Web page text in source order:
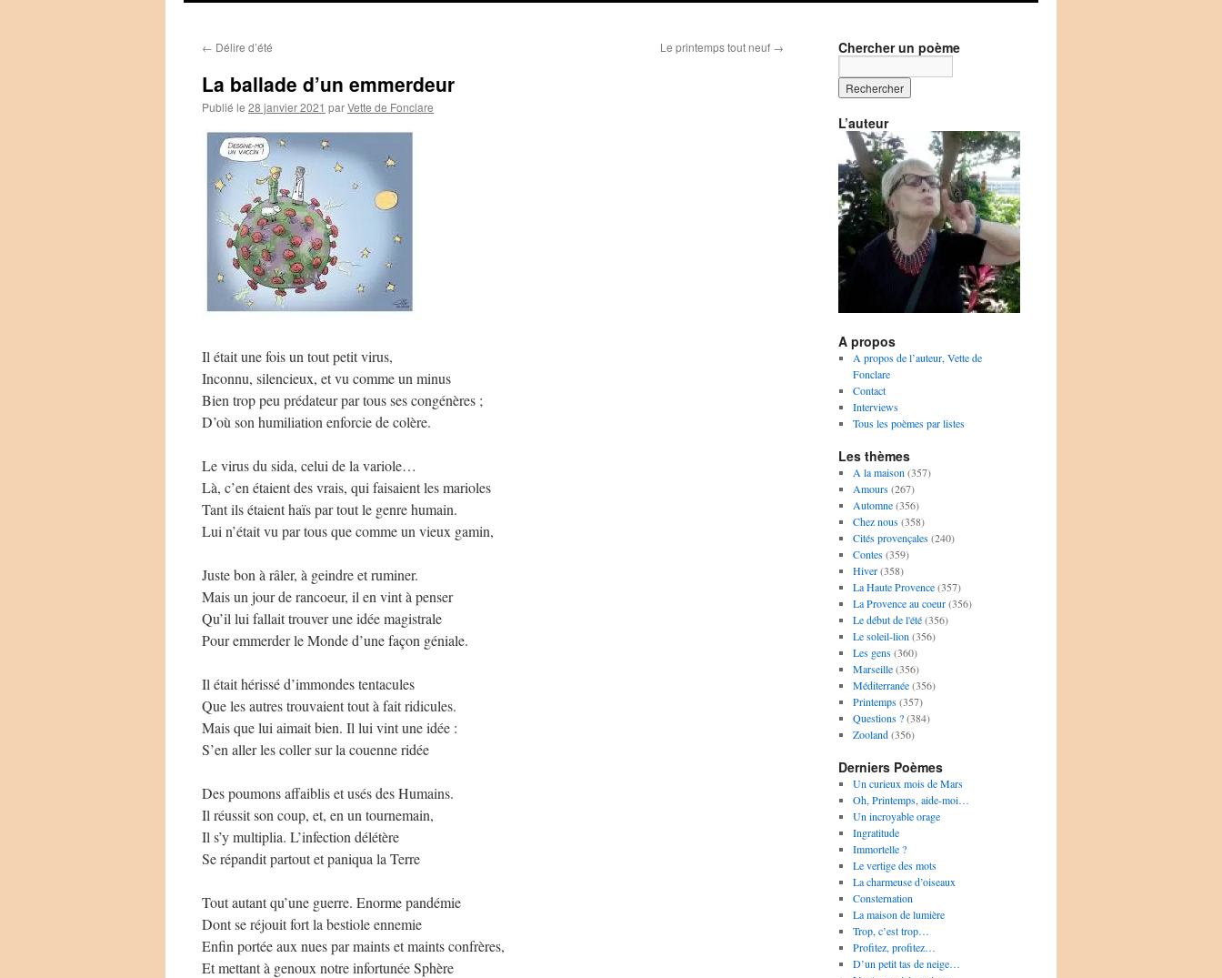
← Délire d’été Le printemps tout neuf →
La ballade d’un emmerdeur
Publié le 28 janvier 2021 parVette de Fonclare
Il était une fois un tout petit virus,
Inconnu, silencieux, et vu comme un minus
Bien trop peu prédateur par tous ses congénères ;
D’où son humiliation enforcie de colère.
Le virus du sida, celui de la variole…
Là, c’en étaient des vrais, qui faisaient les marioles
Tant ils étaient haïs par tout le genre humain.
Lui n’était vu par tous que comme un vieux gamin,
Juste bon à râler, à geindre et ruminer.
Mais un jour de rancoeur, il en vint à penser
Qu’il lui fallait trouver une idée magistrale
Pour emmerder le Monde d’une façon géniale.
Il était hérissé d’immondes tentacules
Que les autres trouvaient tout à fait ridicules.
Mais que lui aimait bien. Il lui vint une idée :
S’en aller les coller sur la couenne ridée
Des poumons affaiblis et usés des Humains.
Il réussit son coup, et, en un tournemain,
Il s’y multiplia. L’infection délétère
Se répandit partout et paniqua la Terre
Tout autant qu’une guerre. Enorme pandémie
Dont se réjouit fort la bestiole ennemie
Enfin portée aux nues par maints et maints confrères,
Et mettant à genoux notre infortunée Sphère
Chercher un poème
L’auteur
A propos
A propos de l’auteur, Vette de
Fonclare
Contact
Interviews
Tous les poèmes par listes
Les thèmes
A la maison (357)
Amours(267)
Automne(356)
Chez nous(358)
Cités provençales(240)
Contes(359)
Hiver(358)
La Haute Provence(357)
La Provence au coeur(356)
Le début de l'été(356)
Le soleil-lion (356)
Les gens(360)
Marseille(356)
Méditerranée(356)
Printemps(357)
Questions ?(384)
Zooland(356)
Derniers Poèmes
Un curieux mois de Mars
Oh, Printemps, aide-moi…
Un incroyable orage
Ingratitude
Immortelle ?
Le vertige des mots
La charmeuse d’oiseaux
Consternation
La maison de lumière
Trop, c’est trop…
Profitez, profitez…
D’un petit tas de neige…